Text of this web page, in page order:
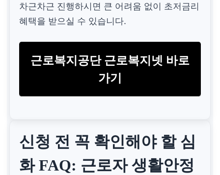
차근차근 진행하시면 큰 어려움 없이 초저금리
혜택을 받으실 수 있습니다.
근로복지공단 근로복지넷 바로
가기
신청 전 꼭 확인해야 할 심
화 FAQ: 근로자 생활안정